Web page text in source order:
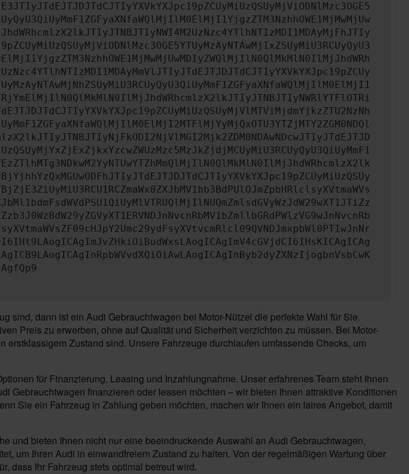
sind, dann ist ein Audi Gebrauchtwagen bei Motor-Nützel die perfekte Wahl für Sie.
Preis zu erwerben, ohne auf Qualität und Sicherheit verzichten zu müssen. Bei Motor-
Zustand sind. Unsere Fahrzeuge durchlaufen umfassende Checks, um
für Finanzierung, Leasing und Inzahlungnahme. Unser erfahrenes Team steht Ihnen
Gebrauchtwagen finanzieren oder leasen möchten – wir bieten Ihnen attraktive Konditionen
Sie ein Fahrzeug in Zahlung geben möchten, machen wir Ihnen ein faires Angebot, damit
und bieten Ihnen nicht nur eine beeindruckende Auswahl an Audi Gebrauchtwagen,
um Ihren Audi in einwandfreiem Zustand zu halten. Von der regelmäßigen Wartung über
dass Ihr Fahrzeug stets optimal betreut wird.